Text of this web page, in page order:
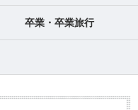
卒業・卒業旅行